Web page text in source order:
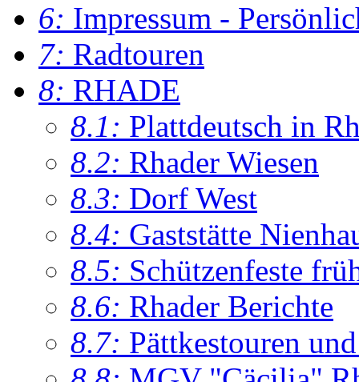
6: Impressum -
7: Radtouren
8: RHADE
8.1: Plattdeutsch in
8.2: Rhader Wiesen
8.3: Dorf West
8.4: Gaststätte
8.5: Schützenfeste
8.6: Rhader Berichte
8.7: Pättkestouren